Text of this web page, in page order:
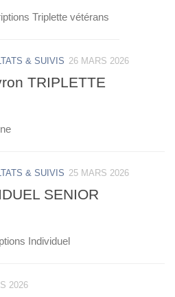
Triplette vétérans
& SUIVIS 26 MARS 2026
TRIPLETTE
& SUIVIS 25 MARS 2026
SENIOR
Individuel
2026